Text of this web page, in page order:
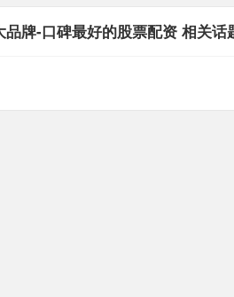
牌-口碑最好的股票配资 相关话